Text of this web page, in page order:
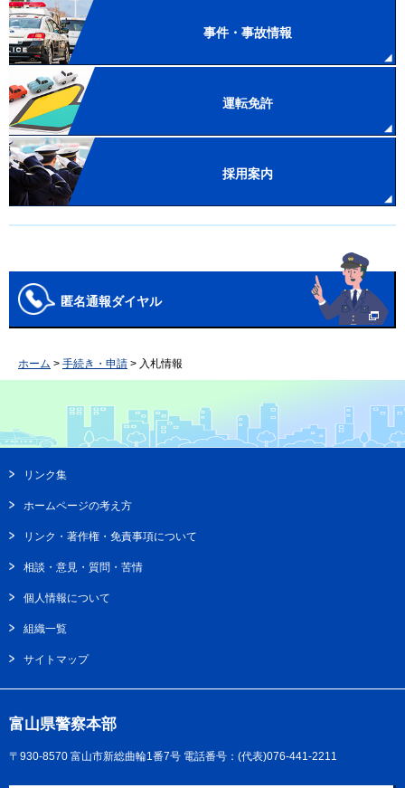
事件・事故情報
運転免許
採用案内
匿名通報ダイヤル
ホーム > 手続き・申請 > 入札情報
リンク集
ホームページの考え方
リンク・著作権・免責事項について
相談・意見・質問・苦情
個人情報について
組織一覧
サイトマップ
富山県警察本部
〒930-8570 富山市新総曲輪1番7号 電話番号：(代表)076-441-2211